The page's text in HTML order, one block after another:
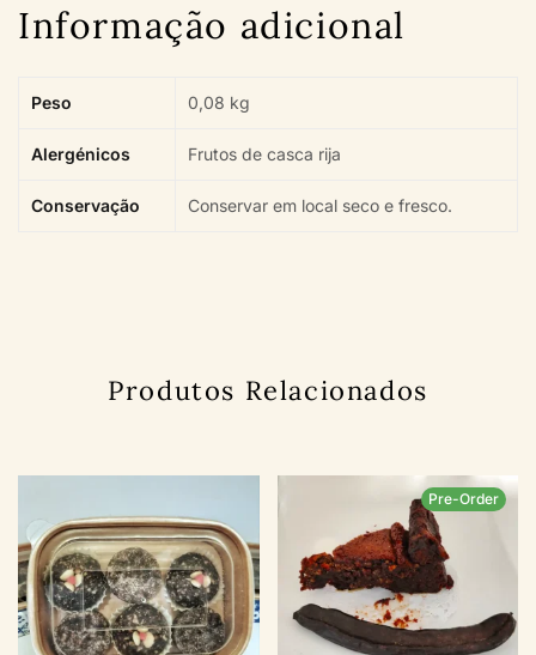
Informação adicional
Peso 0,08 kg
Alergénicos Frutos de casca rija
Conservação Conservar em local seco e fresco.
Produtos Relacionados
Pre-Order